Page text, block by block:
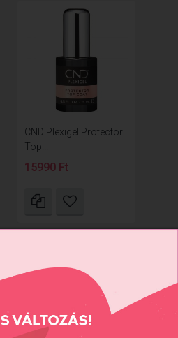
CND Plexigel Protector
Top...
15990 Ft